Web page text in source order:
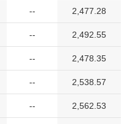
-- 2,477.28
-- 2,492.55
-- 2,478.35
-- 2,538.57
-- 2,562.53